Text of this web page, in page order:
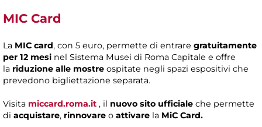
MIC Card
La MIC card, con 5 euro, permette di entrare gratuitamente
per 12 mesi nel Sistema Musei di Roma Capitale e offre
la riduzione alle mostre ospitate negli spazi espositivi che
prevedono bigliettazione separata.
Visita miccard.roma.it , il nuovo sito ufficiale che permette
di acquistare, rinnovare o attivare la MiC Card.